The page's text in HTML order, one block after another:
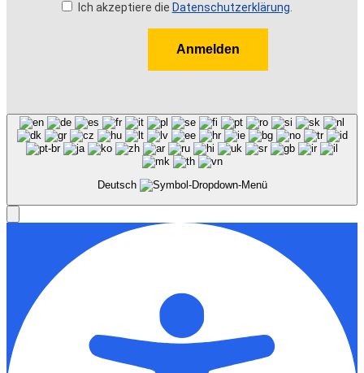
Ich akzeptiere die Datenschutzerklärung.
Anmelden
Deutsch